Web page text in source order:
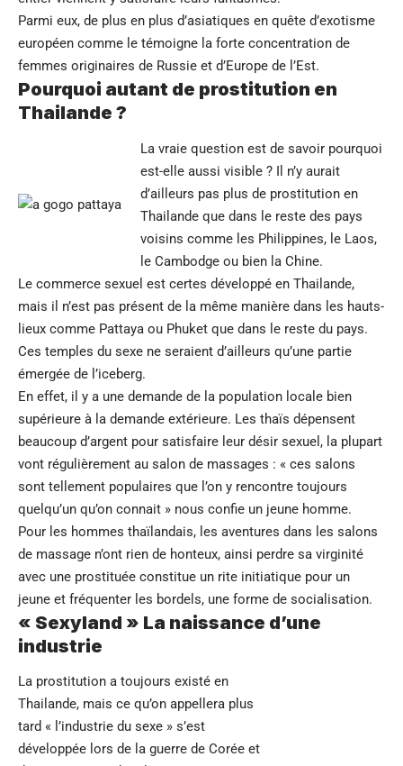
Parmi eux, de plus en plus d’asiatiques en quête d’exotisme
européen comme le témoigne la forte concentration de
femmes originaires de Russie et d’Europe de l’Est.
Pourquoi autant de prostitution en
Thailande ?
La vraie question est de savoir pourquoi
est-elle aussi visible ? Il n’y aurait
d’ailleurs pas plus de prostitution en
Thailande que dans le reste des pays
voisins comme les Philippines, le Laos,
le Cambodge ou bien la Chine.
Le commerce sexuel est certes développé en Thailande,
mais il n’est pas présent de la même manière dans les hauts-
lieux comme Pattaya ou Phuket que dans le reste du pays.
Ces temples du sexe ne seraient d’ailleurs qu’une partie
émergée de l’iceberg.
En effet, il y a une demande de la population locale bien
supérieure à la demande extérieure. Les thaïs dépensent
beaucoup d’argent pour satisfaire leur désir sexuel, la plupart
vont régulièrement au salon de massages : « ces salons
sont tellement populaires que l’on y rencontre toujours
quelqu’un qu’on connait » nous confie un jeune homme.
Pour les hommes thaïlandais, les aventures dans les salons
de massage n’ont rien de honteux, ainsi perdre sa virginité
avec une prostituée constitue un rite initiatique pour un
jeune et fréquenter les bordels, une forme de socialisation.
« Sexyland » La naissance d’une
industrie
La prostitution a toujours existé en
Thailande, mais ce qu’on appellera plus
tard « l’industrie du sexe » s’est
développée lors de la guerre de Corée et